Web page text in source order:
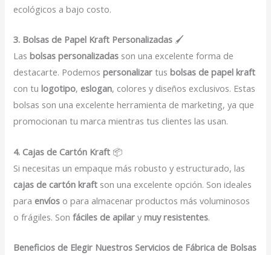
ecológicos a bajo costo.
3. Bolsas de Papel Kraft Personalizadas 🖌️
Lasbolsas personalizadas son una excelente forma de
destacarte. Podemospersonalizar tusbolsas de papel kraft
con tulogotipo, eslogan, colores y diseños exclusivos. Estas
bolsas son una excelente herramienta de marketing, ya que
promocionan tu marca mientras tus clientes las usan.
4. Cajas de Cartón Kraft 📦
Si necesitas un empaque más robusto y estructurado, las
cajas de cartón kraft son una excelente opción. Son ideales
para envíos o para almacenar productos más voluminosos
o frágiles. Sonfáciles de apilar ymuy resistentes.
Beneficios de Elegir Nuestros Servicios de Fábrica de Bolsas